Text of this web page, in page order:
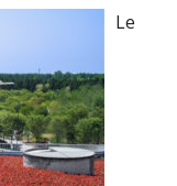
Le